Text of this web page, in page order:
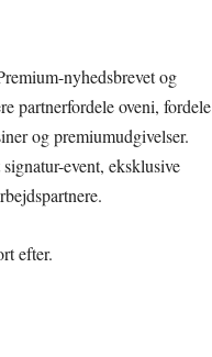
nyhedsbrevet og
partnerfordele oveni, fordele
og premiumudgivelser.
event, eksklusive
efter.